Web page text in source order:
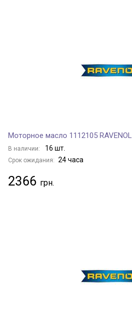
Моторное масло 1112105 RAVENOL
В наличии: 16 шт.
Срок ожидания: 24 часа
2366